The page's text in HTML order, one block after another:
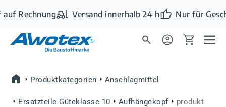
Zum Hauptinhalt springen
Rechnung Versand innerhalb 24 h Nur für
Produktkategorien Anschlagmittel
Ersatzteile Güteklasse 10 Aufhängekopf produkt